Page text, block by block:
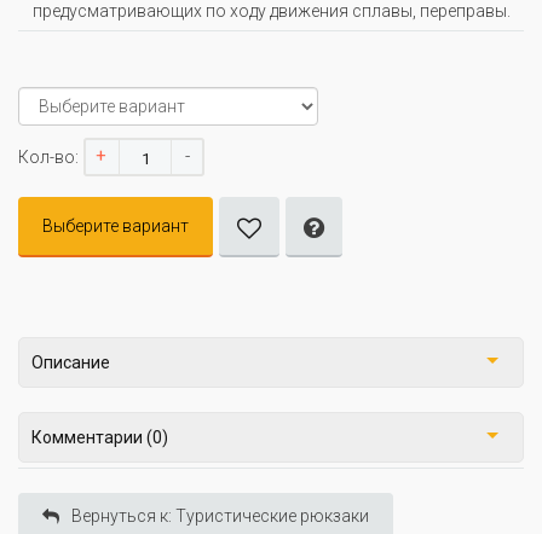
предусматривающих по ходу движения сплавы, переправы.
Кол-во: + -
Выберите вариант
Описание
Комментарии (0)
Вернуться к: Туристические рюкзаки